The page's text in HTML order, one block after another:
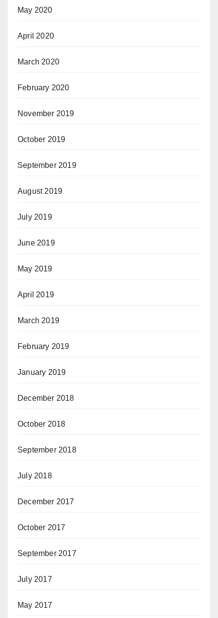
May 2020
April 2020
March 2020
February 2020
November 2019
October 2019
September 2019
August 2019
July 2019
June 2019
May 2019
April 2019
March 2019
February 2019
January 2019
December 2018
October 2018
September 2018
July 2018
December 2017
October 2017
September 2017
July 2017
May 2017